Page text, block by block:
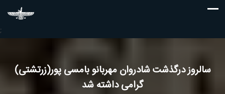
;
سالروز درگذشت شادروان مهربانو بامسی پور(زرتشتی)
گرامی داشته شد